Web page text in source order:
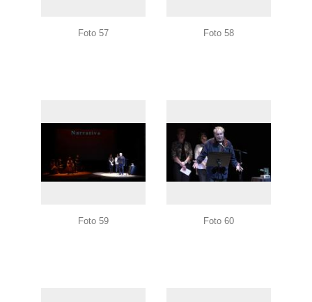
Foto 57 Foto 58
Foto 59 Foto 60